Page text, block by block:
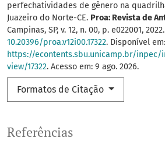
perfechatividades de gênero na
Juazeiro do Norte-CE. Proa: Revista de
Campinas, SP, v. 12, n. 00, p. e022001,
10.20396/proa.v12i00.17322. Disponível em:
https://econtents.sbu.unicamp.br/
view/17322. Acesso em: 9 ago. 2026.
Formatos de Citação
Referências